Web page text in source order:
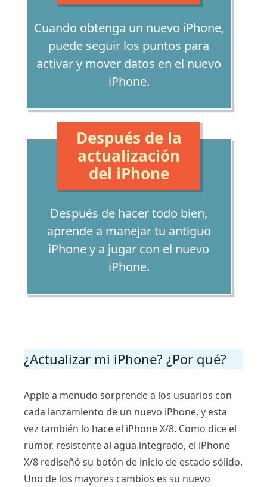
Cuando obtenga un nuevo iPhone,
puede seguir los puntos para
activar y mover datos en el nuevo
iPhone.
Después de la
actualización
del iPhone
Después de hacer todo bien,
aprende a manejar tu antiguo
iPhone y a jugar con el nuevo
iPhone.
¿Actualizar mi iPhone? ¿Por qué?
Apple a menudo sorprende a los usuarios con
cada lanzamiento de un nuevo iPhone, y esta
vez también lo hace el iPhone X/8. Como dice el
rumor, resistente al agua integrado, el iPhone
X/8 rediseñó su botón de inicio de estado sólido.
Uno de los mayores cambios es su nuevo